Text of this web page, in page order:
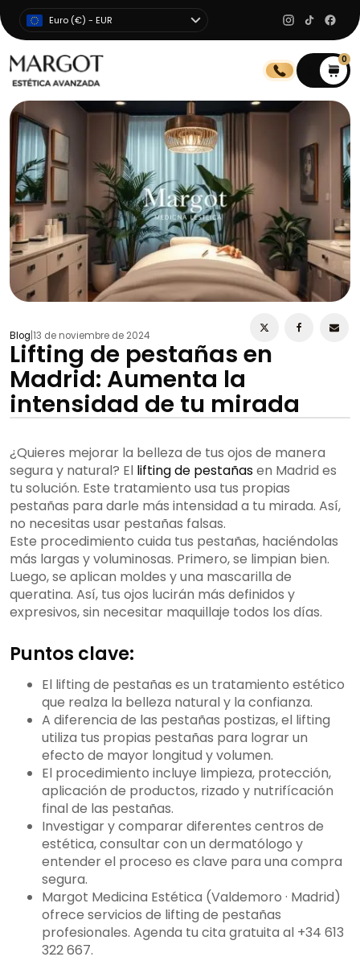
Euro (€) - EUR
0
Blog 13 de noviembre de 2024
Lifting de pestañas en
Madrid: Aumenta la
intensidad de tu mirada
¿Quieres mejorar la belleza de tus ojos de manera
segura y natural? El lifting de pestañasen Madrid es
tu solución. Este tratamiento usa tus propias
pestañas para darle más intensidad a tu mirada. Así,
no necesitas usar pestañas falsas.
Este procedimiento cuida tus pestañas, haciéndolas
más largas y voluminosas. Primero, se limpian bien.
Luego, se aplican moldes y una mascarilla de
queratina. Así, tus ojos lucirán más definidos y
expresivos, sin necesitar maquillaje todos los días.
Puntos clave:
El lifting de pestañas es un tratamiento estético
que realza la belleza natural y la confianza.
A diferencia de las pestañas postizas, el lifting
utiliza tus propias pestañas para lograr un
efecto de mayor longitud y volumen.
El procedimiento incluye limpieza, protección,
aplicación de productos, rizado y nutrifícación
final de las pestañas.
Investigar y comparar diferentes centros de
estética, consultar con un dermatólogo y
entender el proceso es clave para una compra
segura.
Margot Medicina Estética (Valdemoro · Madrid)
ofrece servicios de lifting de pestañas
profesionales. Agenda tu cita gratuita al +34 613
322 667.